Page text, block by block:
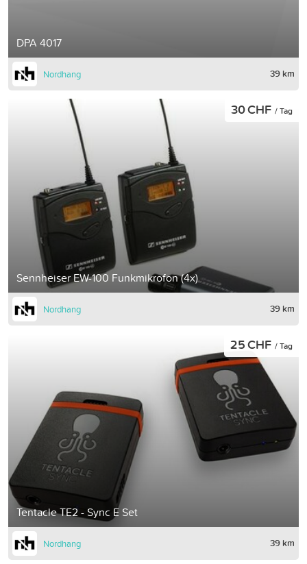
DPA 4017
Nordhang 39 km
Sennheiser EW-100 Funkmikrofon (4x)
30 CHF / Tag
Nordhang 39 km
Tentacle TE2 - Sync E Set
25 CHF / Tag
Nordhang 39 km